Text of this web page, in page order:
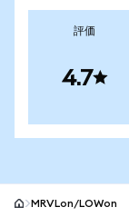
評価
4.7
MRVLon/LOWon